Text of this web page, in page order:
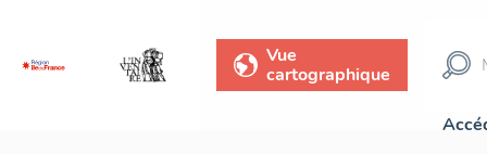
Vue
cartographique